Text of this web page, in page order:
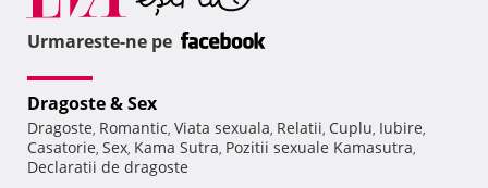
Urmareste-ne pe
Dragoste & Sex
Dragoste, Romantic, Viata sexuala, Relatii, Cuplu, Iubire,
Casatorie, Sex, Kama Sutra, Pozitii sexuale Kamasutra,
Declaratii de dragoste